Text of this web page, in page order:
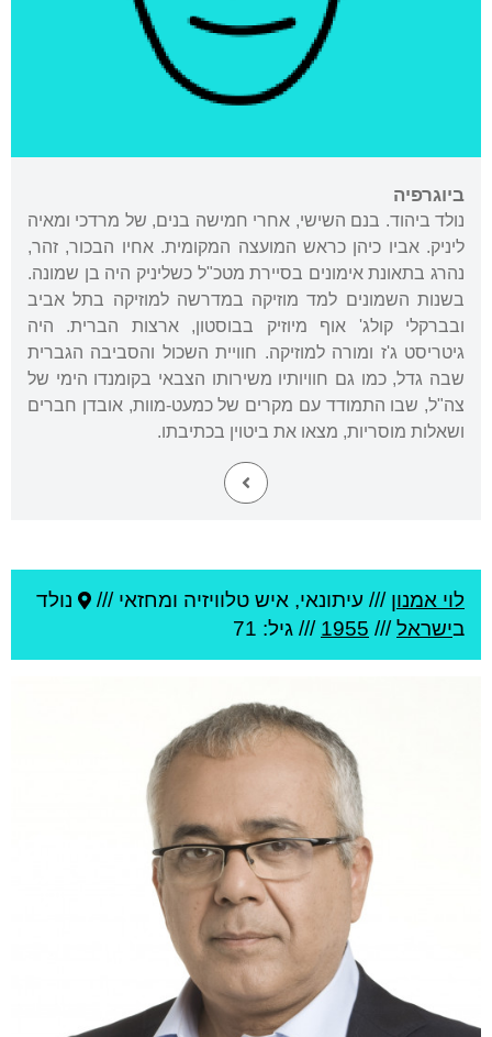
ביוגרפיה
נולד ביהוד. בנם השישי, אחרי חמישה בנים, של מרדכי ומאיה
ליניק. אביו כיהן כראש המועצה המקומית. אחיו הבכור, זהר,
נהרג בתאונת אימונים בסיירת מטכ"ל כשליניק היה בן שמונה.
בשנות השמונים למד מוזיקה במדרשה למוזיקה בתל אביב
ובברקלי קולג' אוף מיוזיק בבוסטון, ארצות הברית. היה
גיטריסט ג'ז ומורה למוזיקה. חוויית השכול והסביבה הגברית
שבה גדל, כמו גם חוויותיו משירותו הצבאי בקומנדו הימי של
צה"ל, שבו התמודד עם מקרים של כמעט-מוות, אובדן חברים
ושאלות מוסריות, מצאו את ביטוין בכתיבתו.
לוי אמנון /// עיתונאי, איש טלוויזיה ומחזאי ///
נולד
בישראל///
1955 /// גיל: 71